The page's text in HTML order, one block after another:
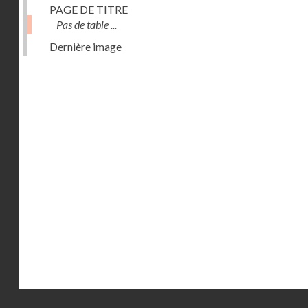
PAGE DE TITRE
Pas de table ...
Dernière image